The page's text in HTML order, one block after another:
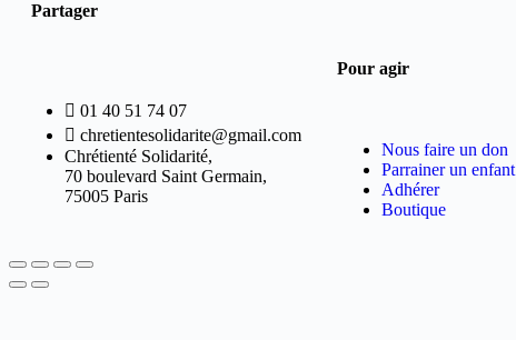
Partager
01 40 51 74 07
chretientesolidarite@gmail.com
Chrétienté Solidarité,
70 boulevard Saint Germain,
75005 Paris
Pour agir
Nous faire un don
Parrainer un enfant
Adhérer
Boutique